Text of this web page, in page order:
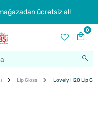
ücretsiz al!
0
Lip Gloss Lovely H2O Lip